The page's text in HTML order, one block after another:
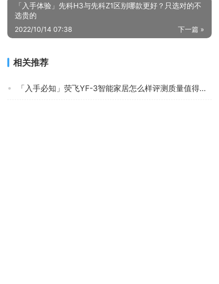
「入手体验」先科H3与先科Z1区别哪款更好？只选对的不
选贵的
下一篇 »
2022/10/14 07:38
相关推荐
「入手必知」荧飞YF-3智能家居怎么样评测质量值得买吗？